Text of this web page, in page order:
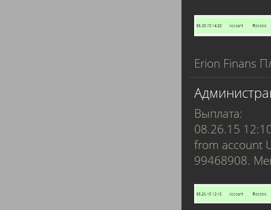
Erion Finans
Выплата:
08.26.15
from account
99468908.